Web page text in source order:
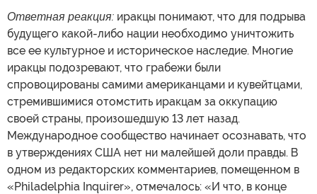
Ответная реакция: иракцы понимают, что для подрыва
будущего какой-либо нации необходимо уничтожить
все ее культурное и историческое наследие. Многие
иракцы подозревают, что грабежи были
спровоцированы самими американцами и кувейтцами,
стремившимися отомстить иракцам за оккупацию
своей страны, произошедшую 13 лет назад.
Международное сообщество начинает осознавать, что
в утверждениях США нет ни малейшей доли правды. В
одном из редакторских комментариев, помещенном в
«Philadelphia Inquirer», отмечалось: «И что, в конце